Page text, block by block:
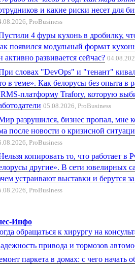
и какие риски несет для
ProBusiness
4 фуры кухонь в дробилку,
появился модульный формат
активно развивается сейчас?
словах "DevOps" и "тенант"
в теме». Как белорусы без опыта в
платформу Trafory, которую
05.08.2026, ProBusiness
разрушился, бизнес пропал, мне
после новости о кризисной
ProBusiness
копировать то, что работает
другие». В сети ювелирных
устраивают выставки и берутся
ProBusiness
Инфо
обращаться к хирургу на
привода и тормозов
паркета в домах: с чего начать